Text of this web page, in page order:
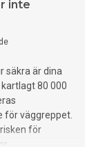
inte
säkra är dina
80 000
för väggreppet.
för